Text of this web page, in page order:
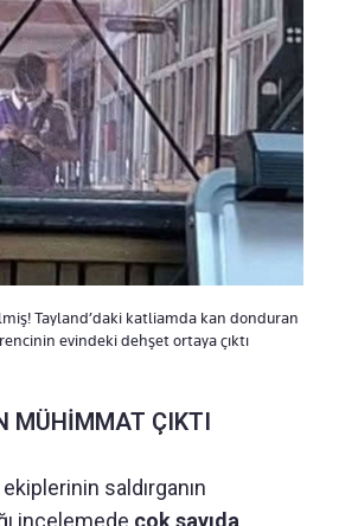
Tayland’daki katliamda kan donduran
evindeki dehşet ortaya çıktı
MÜHİMMAT ÇIKTI
saldırganın
incelemede çok sayıda